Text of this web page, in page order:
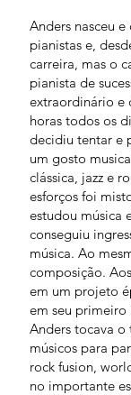
Anders nasceu
pianistas e,
carreira, mas o
pianista de
extraordinário e
horas todos os
decidiu tentar e
um gosto
clássica, jazz e
esforços foi
estudou música
conseguiu
música. Ao
composição.
em um projeto
em seu primeiro
Anders tocava
músicos para
rock fusion,
no importante